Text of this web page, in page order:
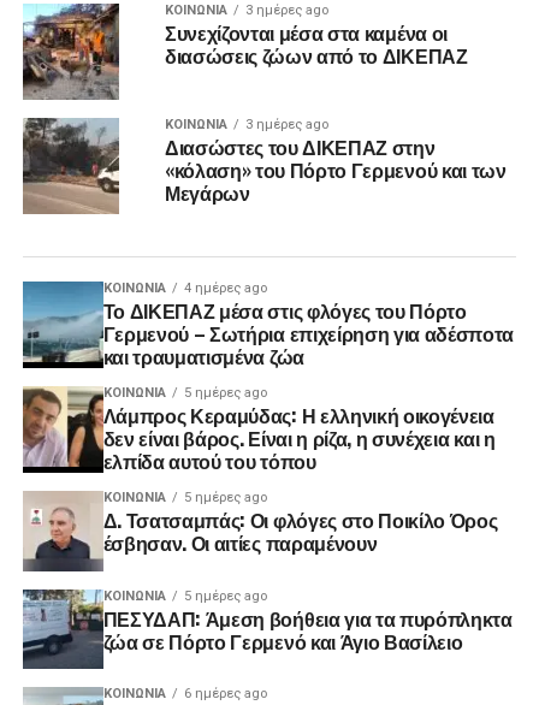
ΚΟΙΝΩΝΊΑ 3 ημέρες ago
Συνεχίζονται μέσα στα καμένα οι
διασώσεις ζώων από το ΔΙΚΕΠΑΖ
ΚΟΙΝΩΝΊΑ 3 ημέρες ago
Διασώστες του ΔΙΚΕΠΑΖ στην
«κόλαση» του Πόρτο Γερμενού και των
Μεγάρων
ΚΟΙΝΩΝΊΑ 4 ημέρες ago
Το ΔΙΚΕΠΑΖ μέσα στις φλόγες του Πόρτο
Γερμενού – Σωτήρια επιχείρηση για αδέσποτα
και τραυματισμένα ζώα
ΚΟΙΝΩΝΊΑ 5 ημέρες ago
Λάμπρος Κεραμύδας: Η ελληνική οικογένεια
δεν είναι βάρος. Είναι η ρίζα, η συνέχεια και η
ελπίδα αυτού του τόπου
ΚΟΙΝΩΝΊΑ 5 ημέρες ago
Δ. Τσατσαμπάς: Οι φλόγες στο Ποικίλο Όρος
έσβησαν. Οι αιτίες παραμένουν
ΚΟΙΝΩΝΊΑ 5 ημέρες ago
ΠΕΣΥΔΑΠ: Άμεση βοήθεια για τα πυρόπληκτα
ζώα σε Πόρτο Γερμενό και Άγιο Βασίλειο
ΚΟΙΝΩΝΊΑ 6 ημέρες ago